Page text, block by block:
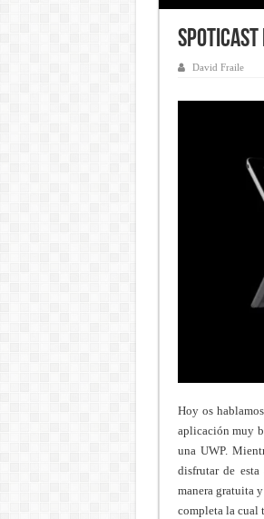
Spoticast
David Fraile
Hoy os
aplicación muy
una UWP.
disfrutar de
manera gratuita
completa la cual